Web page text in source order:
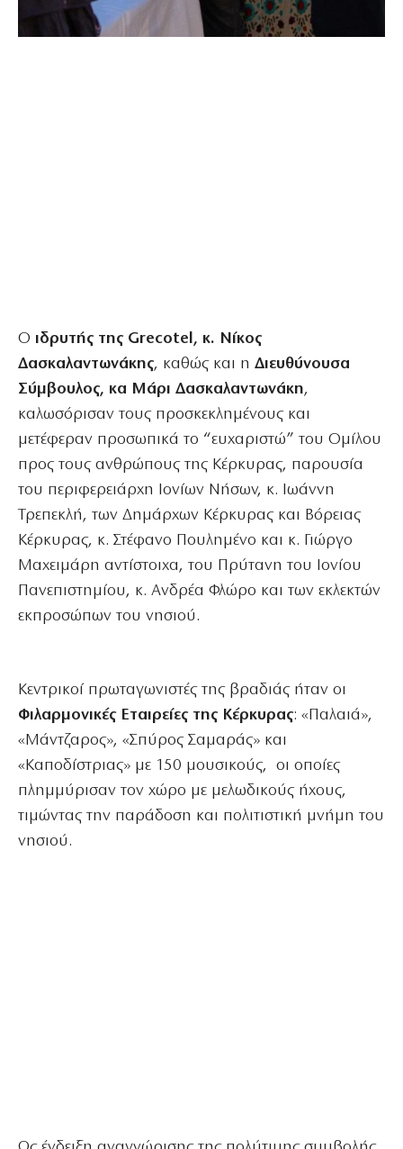
Ο ιδρυτής της Grecotel, κ. Νίκος
Δασκαλαντωνάκης, καθώς και η Διευθύνουσα
Σύμβουλος, κα Μάρι Δασκαλαντωνάκη,
καλωσόρισαν τους προσκεκλημένους και
μετέφεραν προσωπικά το “ευχαριστώ” του Ομίλου
προς τους ανθρώπους της Κέρκυρας, παρουσία
του περιφερειάρχη Ιονίων Νήσων, κ. Ιωάννη
Τρεπεκλή, των Δημάρχων Κέρκυρας και Βόρειας
Κέρκυρας, κ. Στέφανο Πουλημένο και κ. Γιώργο
Μαχειμάρη αντίστοιχα, του Πρύτανη του Ιονίου
Πανεπιστημίου, κ. Ανδρέα Φλώρο και των εκλεκτών
εκπροσώπων του νησιού.
Κεντρικοί πρωταγωνιστές της βραδιάς ήταν οι
Φιλαρμονικές Εταιρείες της Κέρκυρας: «Παλαιά»,
«Μάντζαρος», «Σπύρος Σαμαράς» και
«Καποδίστριας» με 150 μουσικούς, οι οποίες
πλημμύρισαν τον χώρο με μελωδικούς ήχους,
τιμώντας την παράδοση και πολιτιστική μνήμη του
νησιού.